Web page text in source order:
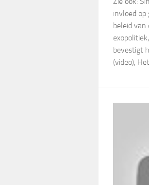
invloed op
beleid van
bevestigt
(video),